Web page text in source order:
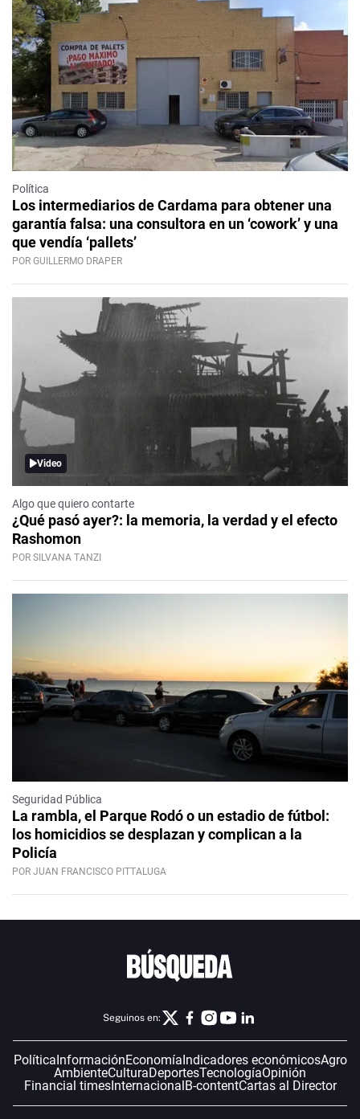
Política
Los intermediarios de Cardama para obtener una
garantía falsa: una consultora en un ‘cowork’ y una
que vendía ‘pallets’
POR GUILLERMO DRAPER
Video
Algo que quiero contarte
¿Qué pasó ayer?: la memoria, la verdad y el efecto
Rashomon
POR SILVANA TANZI
Seguridad Pública
La rambla, el Parque Rodó o un estadio de fútbol:
los homicidios se desplazan y complican a la
Policía
POR JUAN FRANCISCO PITTALUGA
Seguinos en:
Política InformaciónEconomía Indicadores económicosAgro
AmbienteCulturaDeportesTecnologíaOpinión
Financial timesInternacional B-contentCartas al Director